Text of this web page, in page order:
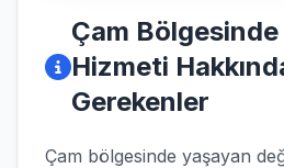
Çam
Hizmeti
Gerekenler
Çam bölgesinde yaşayan